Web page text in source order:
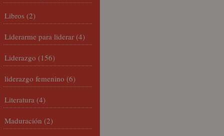
Libros (2)
Liderarme para liderar (4)
Liderazgo (156)
liderazgo femenino (6)
Literatura (4)
Maduración (2)